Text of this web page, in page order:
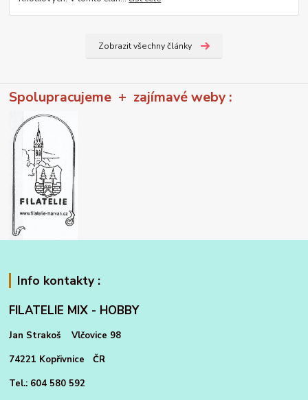
Zobrazit všechny články
Spolupracujeme + zajímavé weby :
Info kontakty :
FILATELIE MIX - HOBBY
Jan Strakoš Vlčovice 98
74221 Kopřivnice ČR
Tel.: 604 580 592